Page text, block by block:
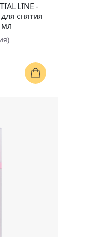
LINE -
снятия
мл